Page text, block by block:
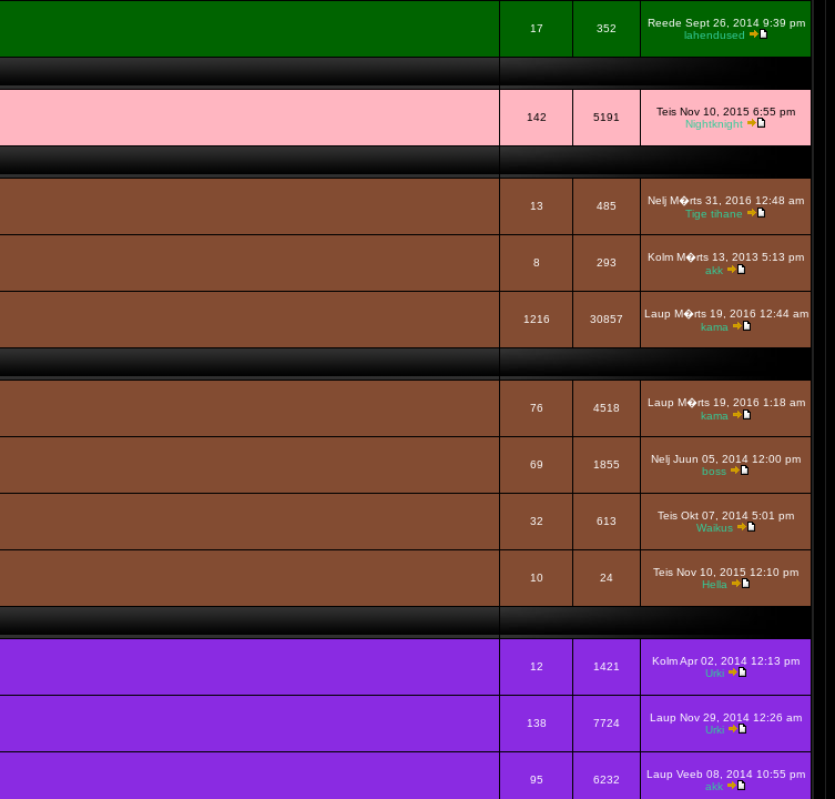
17 352
Reede Sept 26, 2014 9:39 pm
lahendused
142 5191
Teis Nov 10, 2015 6:55 pm
Nightknight
13 485
Nelj M�rts 31, 2016 12:48 am
Tige tihane
8 293
Kolm M�rts 13, 2013 5:13 pm
akk
1216 30857
Laup M�rts 19, 2016 12:44 am
kama
76 4518
Laup M�rts 19, 2016 1:18 am
kama
69 1855
Nelj Juun 05, 2014 12:00 pm
boss
32 613
Teis Okt 07, 2014 5:01 pm
Waikus
10 24
Teis Nov 10, 2015 12:10 pm
Hella
12 1421
Kolm Apr 02, 2014 12:13 pm
Urki
138 7724
Laup Nov 29, 2014 12:26 am
Urki
95 6232
Laup Veeb 08, 2014 10:55 pm
akk